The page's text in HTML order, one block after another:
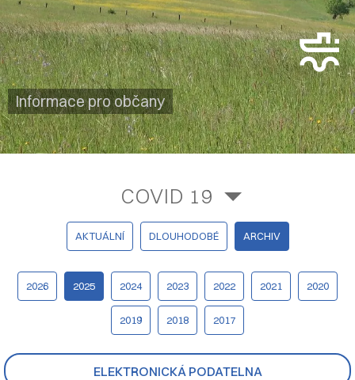
Informace pro občany
ELEKTRONICKÁ PODATELNA
COVID 19
AKTUÁLNÍ DLOUHODOBÉ ARCHIV
2026 2025 2024 2023 2022 2021 2020
2019 2018 2017